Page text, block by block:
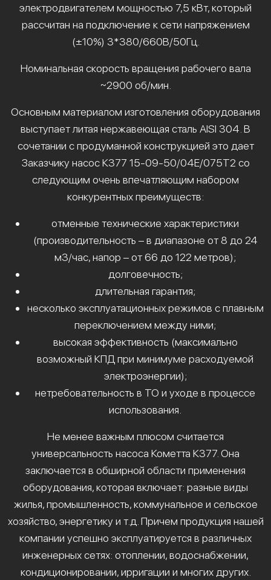
электродвигателем мощностью 7,5 кВт, который
рассчитан на подключение к сети напряжением
(±10%) 3*380/660В/50Гц.
Номинальная скорость вращения рабочего вала
~2900 об/мин.
Основным материалом изготовления оборудования
выступает литая нержавеющая сталь AISI 304. В
сочетании с продуманной конструкцией это дает
Заказчику насос К377 15-09-50/04Е/075Т2 со
следующим очень впечатляющим набором
конкурентных преимуществ:
отменные технические характеристики
(производительность – в диапазоне от 8 до 24
м3/час, напор – от 66 до 122 метров);
долговечность;
длительная гарантия;
несколько эксплуатационных режимов с плавным
переключением между ними;
высокая эффективность (максимально
возможный КПД при минимуме расходуемой
электроэнергии);
нетребовательность в ТО и уходе в процессе
использования.
Не менее важным плюсом считается
универсальность насоса Кометта К377. Она
заключается в обширной области применения
оборудования, которая включает: разные виды
жилья, промышленность, коммунальное и сельское
хозяйство, энергетику и т.д. Причем продукция нашей
компании успешно эксплуатируется в различных
инженерных сетях: отоплении, водоснабжении,
кондиционировании, ирригации и многих других.